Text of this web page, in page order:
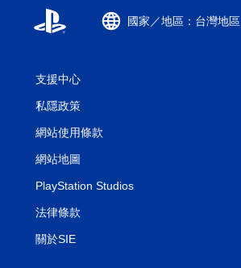
國家／地區：台灣地區
支援中心
私隱政策
網站使用條款
網站地圖
PlayStation Studios
法律條款
關於SIE